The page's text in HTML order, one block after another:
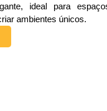
ideal para
ambientes únicos.